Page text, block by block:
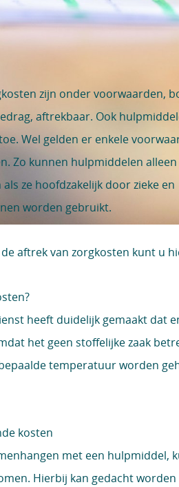
zijn onder voorwaarden,
aftrekbaar. Ook
Wel gelden er enkele
Zo kunnen hulpmiddelen alleen
ze hoofdzakelijk door zieke en
worden gebruikt.
aftrek van zorgkosten kunt u
heeft duidelijk gemaakt dat
het geen stoffelijke zaak
temperatuur worden
kosten
met een hulpmiddel,
Hierbij kan gedacht